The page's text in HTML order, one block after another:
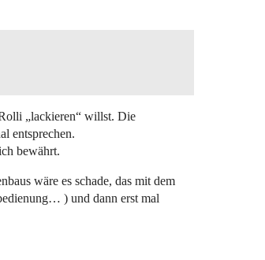
„lackieren“ willst. Die
entsprechen.
bewährt.
wäre es schade, das mit dem
) und dann erst mal